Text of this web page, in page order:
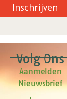
Inschrijven
Volg Ons
Aanmelden
Nieuwsbrief